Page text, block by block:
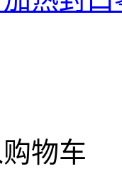
物车